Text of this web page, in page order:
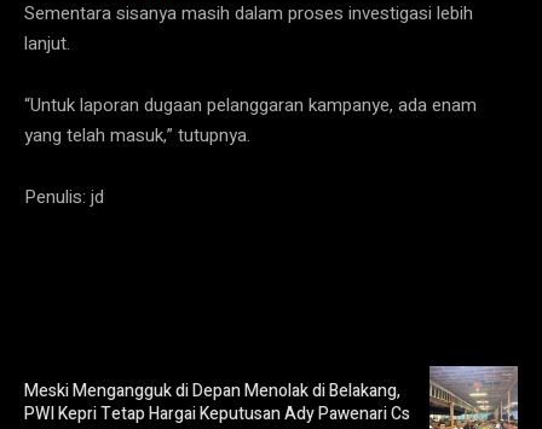
Sementara sisanya masih dalam proses investigasi lebih
lanjut.
“Untuk laporan dugaan pelanggaran kampanye, ada enam
yang telah masuk,” tutupnya.
Penulis: jd
Meski Mengangguk di Depan Menolak di Belakang,
PWI Kepri Tetap Hargai Keputusan Ady Pawenari Cs